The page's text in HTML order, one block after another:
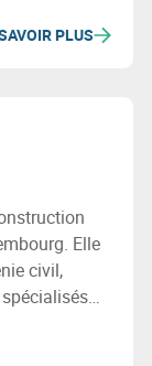
PLUS
Elle
civil,